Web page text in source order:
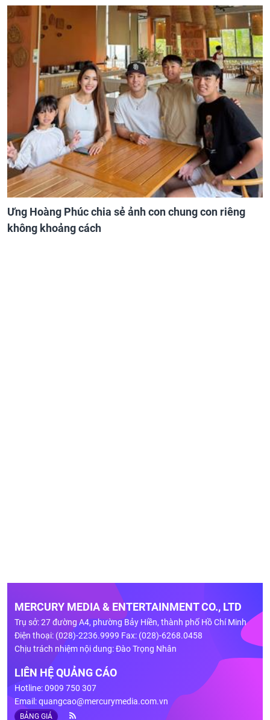
Ưng Hoàng Phúc chia sẻ ảnh con chung con riêng
không khoảng cách
MERCURY MEDIA & ENTERTAINMENT CO., LTD
Trụ sở: 27 đường A4, phường Bảy Hiền, thành phố Hồ Chí Minh
Điện thoại: (028)-2236.9999 Fax: (028)-6268.0458
Chịu trách nhiệm nội dung: Đào Trọng Nhân
LIÊN HỆ QUẢNG CÁO
Hotline: 0909 750 307
Email:quangcao@mercurymedia.com.vn
BẢNG GIÁ